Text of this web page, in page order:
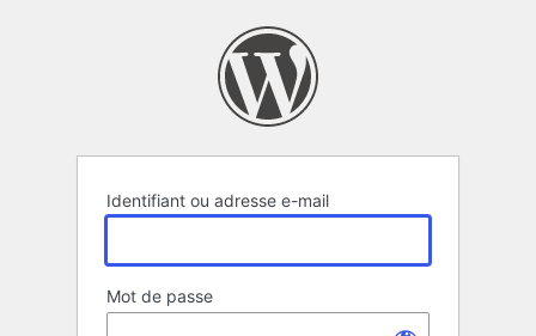
Identifiant ou adresse e-mail
Mot de passe